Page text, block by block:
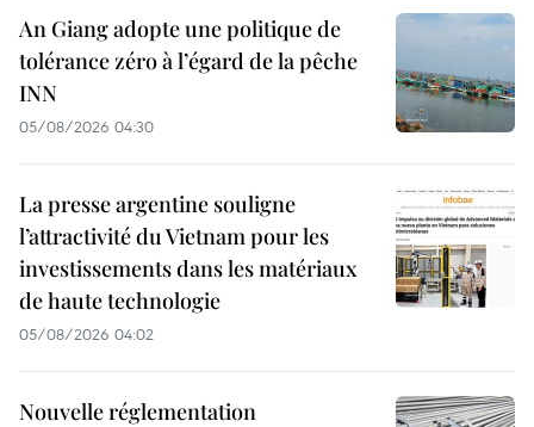
An Giang adopte une politique de
tolérance zéro à l’égard de la pêche
INN
05/08/2026 04:30
La presse argentine souligne
l’attractivité du Vietnam pour les
investissements dans les matériaux
de haute technologie
05/08/2026 04:02
Nouvelle réglementation